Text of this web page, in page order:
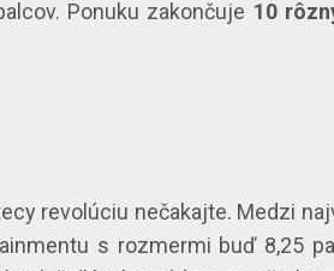
Ponuku zakončuje 10
revolúciu nečakajte. Medzi
s rozmermi buď 8,25